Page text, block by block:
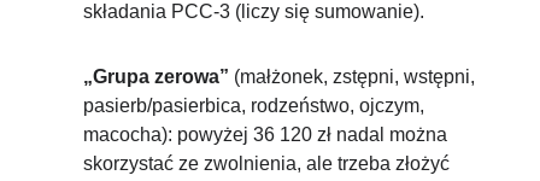
składania PCC-3 (liczy się sumowanie).
„Grupa zerowa” (małżonek, zstępni, wstępni,
pasierb/pasierbica, rodzeństwo, ojczym,
macocha): powyżej 36 120 zł nadal można
skorzystać ze zwolnienia, ale trzeba złożyć